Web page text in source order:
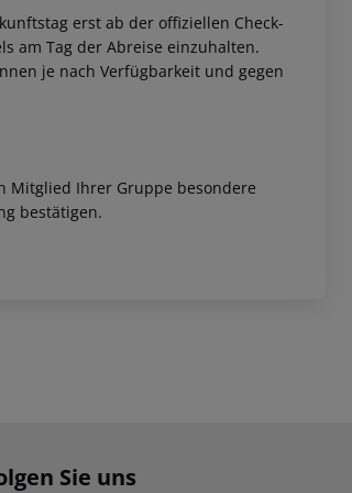
erst ab der offiziellen Check-
am Tag der Abreise einzuhalten.
je nach Verfügbarkeit und gegen
Mitglied Ihrer Gruppe besondere
bestätigen.
Sie uns